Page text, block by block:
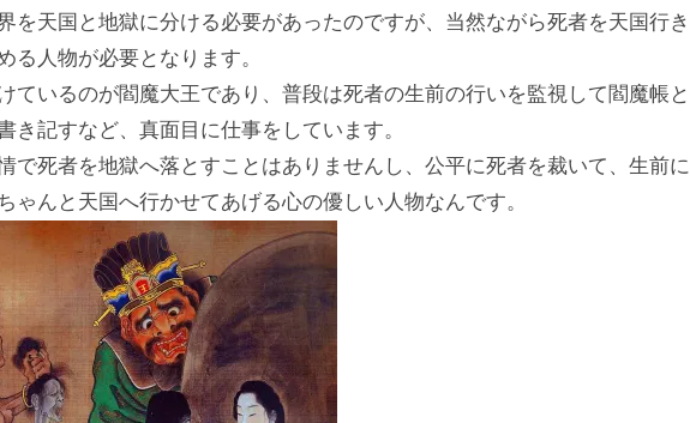
を天国と地獄に分ける必要があったのですが、当然ながら死者を天国行き
る人物が必要となります。
ているのが閻魔大王であり、普段は死者の生前の行いを監視して閻魔帳と
き記すなど、真面目に仕事をしています。
で死者を地獄へ落とすことはありませんし、公平に死者を裁いて、生前に
ゃんと天国へ行かせてあげる心の優しい人物なんです。